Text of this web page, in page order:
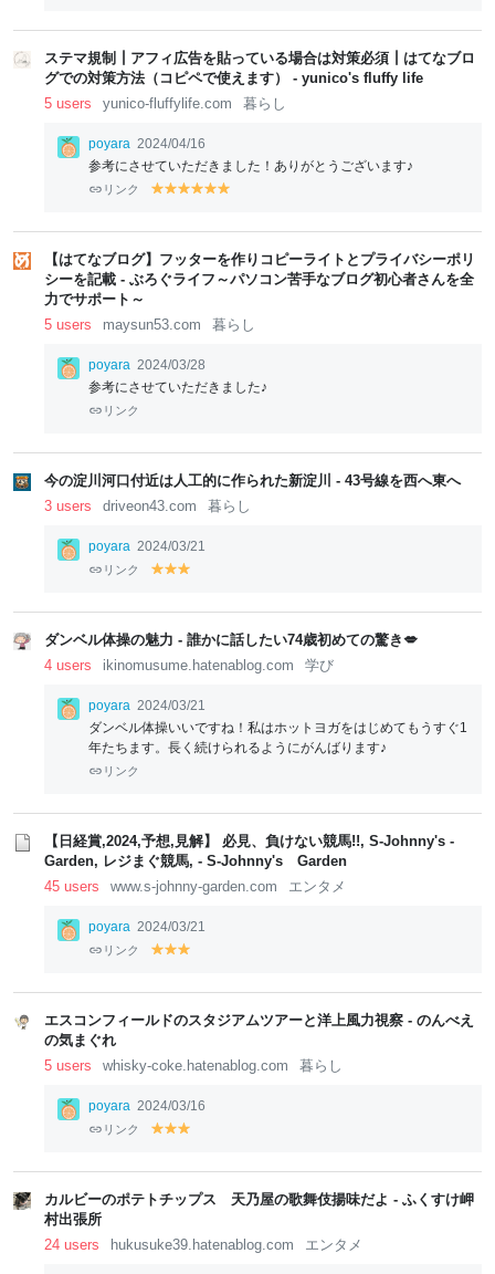
lo
w
lo
w
lo
w
lo
w
lo
w
ステマ規制┃アフィ広告を貼っている場合は対策必須┃はてなブロ
グでの対策方法（コピペで使えます） - yunico's fluffy life
5 users
yunico-fluffylife.com 暮らし
poyara 2024/04/16
参考にさせていただきました！ありがとうございます♪
リンク
y
lo
w
y
lo
w
y
lo
y
lo
w
y
lolo
w
【はてなブログ】フッターを作りコピーライトとプライバシーポリ
シーを記載 - ぶろぐライフ～パソコン苦手なブログ初心者さんを全
力でサポート～
5 users
maysun53.com 暮らし
poyara 2024/03/28
参考にさせていただきました♪
リンク
今の淀川河口付近は人工的に作られた新淀川 - 43号線を西へ東へ
3 users
driveon43.com 暮らし
poyara 2024/03/21
リンク
y
lo
w
y
lo
w
lo
w
ダンベル体操の魅力 - 誰かに話したい74歳初めての驚き💋
4 users
ikinomusume.hatenablog.com 学び
poyara 2024/03/21
ダンベル体操いいですね！私はホットヨガをはじめてもうすぐ1
年たちます。長く続けられるようにがんばります♪
リンク
【日経賞,2024,予想,見解】 必見、負けない競馬!!, S-Johnny's -
Garden, レジまぐ競馬, - S-Johnny's Garden
45 users
www.s-johnny-garden.com エンタメ
poyara 2024/03/21
リンク
y
lo
w
y
lo
w
lo
w
エスコンフィールドのスタジアムツアーと洋上風力視察 - のんべえ
の気まぐれ
5 users
whisky-coke.hatenablog.com 暮らし
poyara 2024/03/16
リンク
y
lo
w
y
lo
w
lo
カルビーのポテトチップス 天乃屋の歌舞伎揚味だよ - ふくすけ岬
村出張所
24 users
hukusuke39.hatenablog.com エンタメ